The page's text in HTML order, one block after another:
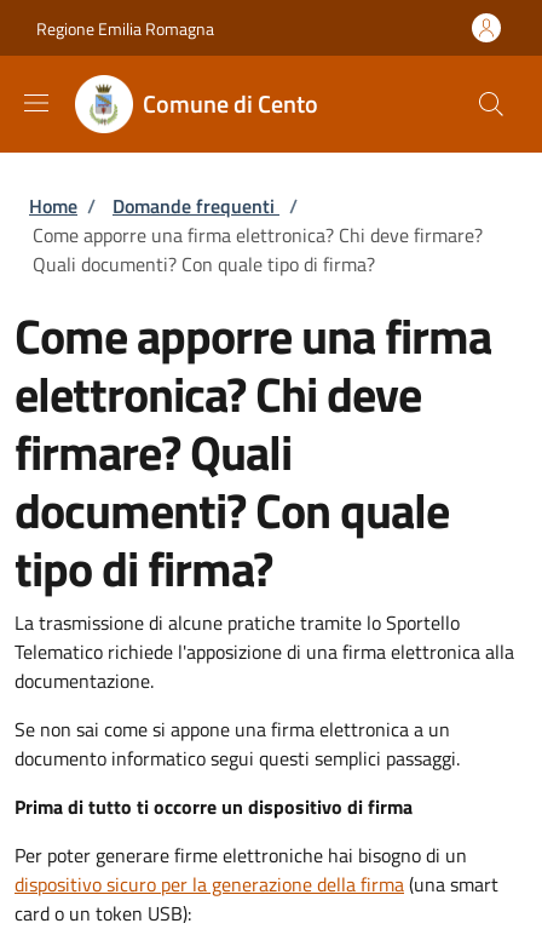
Regione Emilia Romagna
Comune di Cento
Briciole di pane
Home / Domande frequenti /
Come apporre una firma elettronica? Chi deve firmare?
Quali documenti? Con quale tipo di firma?
Come apporre una firma
elettronica? Chi deve
firmare? Quali
documenti? Con quale
tipo di firma?
La trasmissione di alcune pratiche tramite lo Sportello
Telematico richiede l'apposizione di una firma elettronica alla
documentazione.
Se non sai come si appone una firma elettronica a un
documento informatico segui questi semplici passaggi.
Prima di tutto ti occorre un dispositivo di firma
Per poter generare firme elettroniche hai bisogno di un
dispositivo sicuro per la generazione della firma(una smart
card o un token USB):